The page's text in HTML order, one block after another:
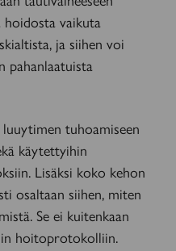
vaikuta
ja siihen voi
pahanlaatuista
tuhoamiseen
käytettyihin
Lisäksi koko kehon
osaltaan siihen, miten
Se ei kuitenkaan
hoitoprotokolliin.